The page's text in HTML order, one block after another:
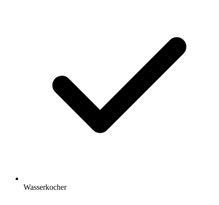
Wasserkocher